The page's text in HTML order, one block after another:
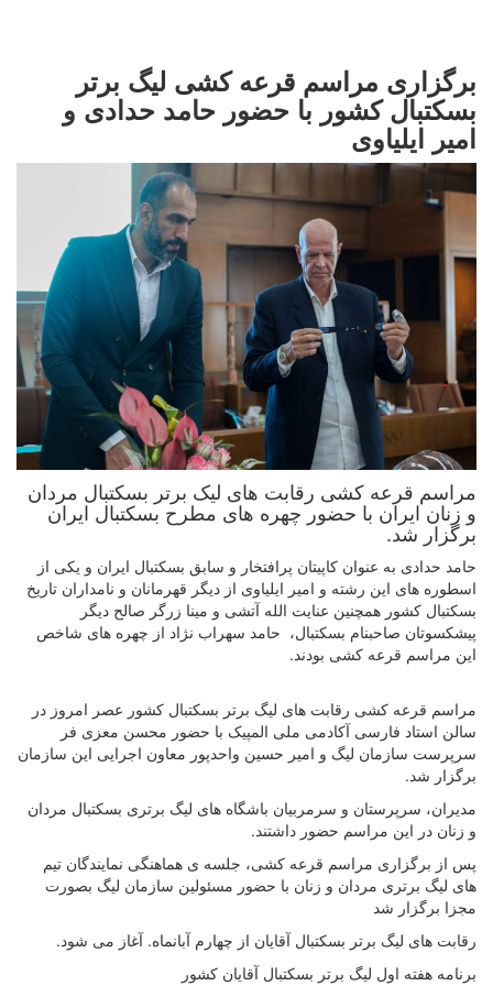
برگزاری مراسم قرعه کشی لیگ برتر
بسکتبال کشور با حضور حامد حدادی و
امیر ایلیاوی
مراسم قرعه کشی رقابت های لیک برتر بسکتبال مردان
و زنان ایران با حضور چهره های مطرح بسکتبال ایران
برگزار شد.
حامد حدادی به عنوان کاپیتان پرافتخار و سابق بسکتبال ایران و یکی از
اسطوره های این رشته و امیر ایلیاوی از دیگر قهرمانان و نامداران تاریخ
بسکتبال کشور همچنین عنایت الله آتشی و مینا زرگر صالح دیگر
پیشکسوتان صاحبنام بسکتبال، حامد سهراب نژاد از چهره های شاخص
این مراسم قرعه کشی بودند.
مراسم قرعه کشی رقابت های لیگ برتر بسکتبال کشور عصر امروز در
سالن استاد فارسی آکادمی ملی المپیک با حضور محسن معزی فر
سرپرست سازمان لیگ و امیر حسین واحدپور معاون اجرایی این سازمان
برگزار شد.
مدیران، سرپرستان و سرمربیان باشگاه های لیگ برتری بسکتبال مردان
و زنان در این مراسم حضور داشتند.
پس از برگزاری مراسم قرعه کشی، جلسه ی هماهنگی نمایندگان تیم
های لیگ برتری مردان و زنان با حضور مسئولین سازمان لیگ بصورت
مجزا برگزار شد
رقابت های لیگ برتر بسکتبال آقایان از چهارم آبانماه. آغاز می شود.
برنامه هفته اول لیگ برتر بسکتبال آقایان کشور